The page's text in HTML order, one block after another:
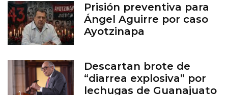
Prisión preventiva para
Ángel Aguirre por caso
Ayotzinapa
Descartan brote de
“diarrea explosiva” por
lechugas de Guanajuato